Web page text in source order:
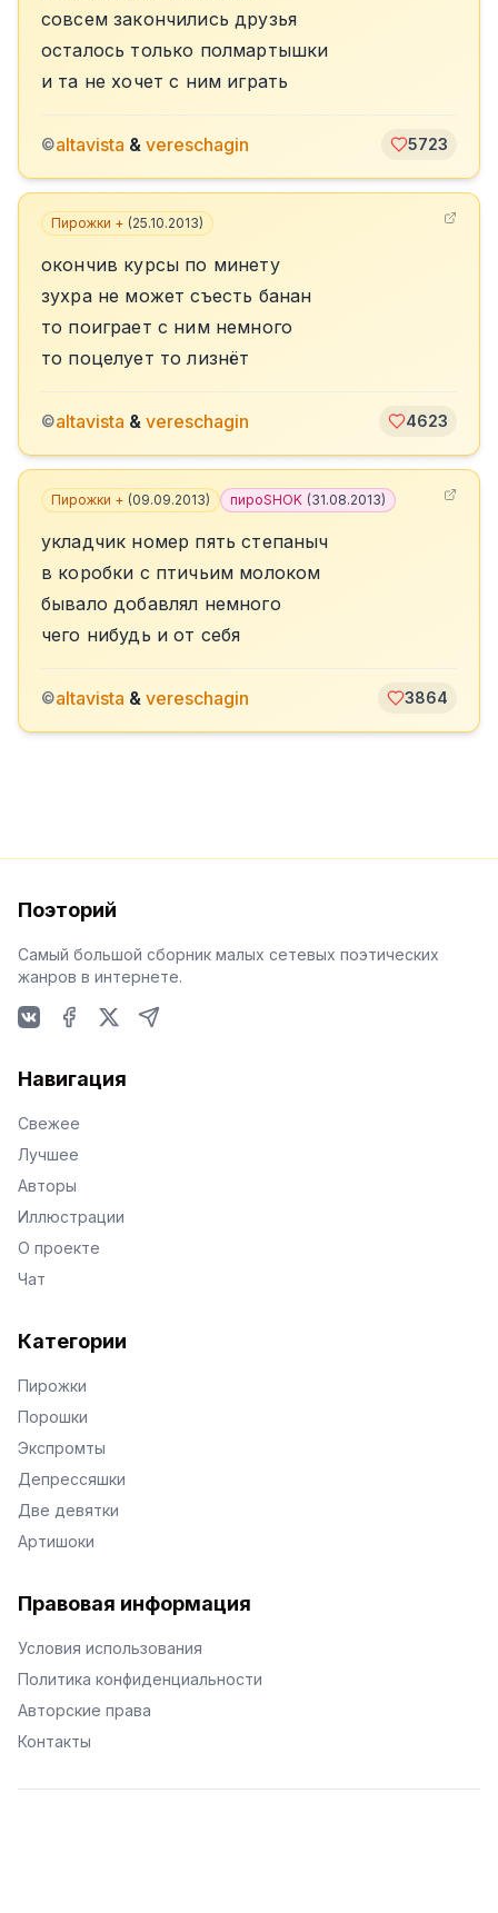
совсем закончились друзья
осталось только полмартышки
и та не хочет с ним играть
©altavista & vereschagin 5723
Пирожки + (25.10.2013)
окончив курсы по минету
зухра не может съесть банан
то поиграет с ним немного
то поцелует то лизнёт
©altavista & vereschagin 4623
Пирожки + (09.09.2013) пироSHOK (31.08.2013)
укладчик номер пять степаныч
в коробки с птичьим молоком
бывало добавлял немного
чего нибудь и от себя
©altavista & vereschagin 3864
Поэторий
Самый большой сборник малых сетевых поэтических
жанров в интернете.
Навигация
Свежее
Лучшее
Авторы
Иллюстрации
О проекте
Чат
Категории
Пирожки
Порошки
Экспромты
Депрессяшки
Две девятки
Артишоки
Правовая информация
Условия использования
Политика конфиденциальности
Авторские права
Контакты